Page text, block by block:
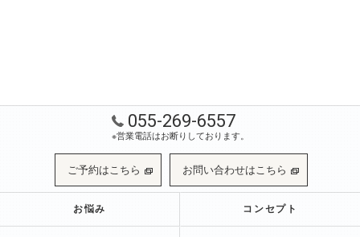
055-269-6557
※営業電話はお断りしております。
ご予約はこちら お問い合わせはこちら
お悩み コンセプト